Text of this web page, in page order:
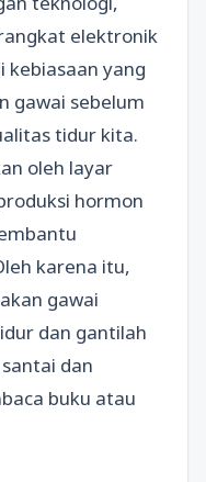
elektronik
yang
gawai sebelum
tidur kita.
oleh layar
hormon
karena itu,
gawai
dan gantilah
dan
buku atau